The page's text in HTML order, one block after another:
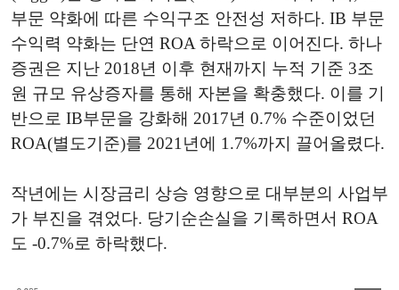
부문 약화에 따른 수익구조 안전성 저하다. IB 부문
수익력 약화는 단연 ROA 하락으로 이어진다. 하나
증권은 지난 2018년 이후 현재까지 누적 기준 3조
원 규모 유상증자를 통해 자본을 확충했다. 이를 기
반으로 IB부문을 강화해 2017년 0.7% 수준이었던
ROA(별도기준)를 2021년에 1.7%까지 끌어올렸다.
작년에는 시장금리 상승 영향으로 대부분의 사업부
가 부진을 겪었다. 당기순손실을 기록하면서 ROA
도 -0.7%로 하락했다.